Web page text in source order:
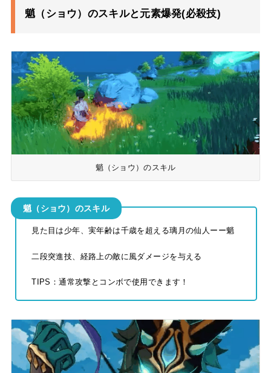
魈（ショウ）のスキルと元素爆発(必殺技)
魈（ショウ）のスキル
魈（ショウ）のスキル
見た目は少年、実年齢は千歳を超える璃月の仙人ーー魈
二段突進技、経路上の敵に風ダメージを与える
TIPS：通常攻撃とコンボで使用できます！